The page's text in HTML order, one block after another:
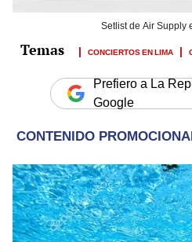
Setlist de Air Supply
CONCIERTOS EN LIMA
Prefiero a La
Google